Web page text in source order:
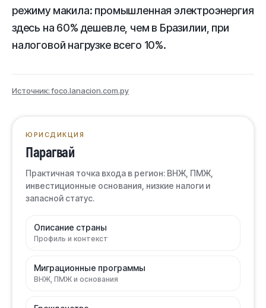
режиму макила: промышленная электроэнергия
здесь на 60% дешевле, чем в Бразилии, при
налоговой нагрузке всего 10%.
Источник: foco.lanacion.com.py
ЮРИСДИКЦИЯ
Парагвай
Практичная точка входа в регион: ВНЖ, ПМЖ,
инвестиционные основания, низкие налоги и
запасной статус.
Описание страны
Профиль и контекст
Миграционные программы
ВНЖ, ПМЖ и основания